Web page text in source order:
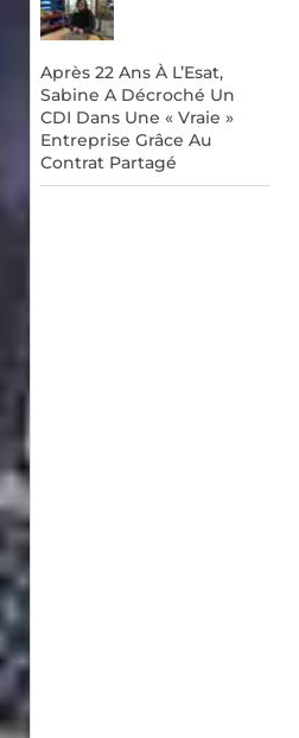
Après 22 Ans À L’Esat,
Sabine A Décroché Un
CDI Dans Une « Vraie »
Entreprise Grâce Au
Contrat Partagé